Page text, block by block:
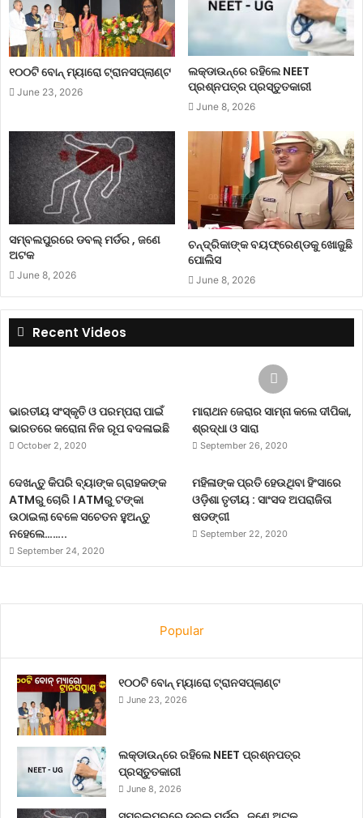
୧୦୦ଟି ବୋନ୍ ମ୍ୟାରୋ ଟ୍ରାନସପ୍ଲାଣ୍ଟ
June 23, 2026
ଲକ୍‌ଡାଉନ୍‌ରେ ରହିଲେ NEET
ପ୍ରଶ୍ନପତ୍ର ପ୍ରସ୍ତୁତକାରୀ
June 8, 2026
ସମ୍ବଲପୁରରେ ଡବଲ୍ ମର୍ଡର , ଜଣେ
ଅଟକ
June 8, 2026
ଚନ୍ଦ୍ରିକାଙ୍କ ବୟଫ୍ରେଣ୍ଡକୁ ଖୋଜୁଛି
ପୋଲିସ
June 8, 2026
Recent Videos
ଭାରତୀୟ ସଂସ୍କୃତି ଓ ପରମ୍ପରା ପାଇଁ
ଭାରତରେ କରୋନା ନିଜ ରୂପ ବଦଳାଇଛି
October 2, 2020
ମାରାଥନ ଜେରାର ସାମ୍ନା କଲେ ଦୀପିକା,
ଶ୍ରଦ୍ଧା ଓ ସାରା
September 26, 2020
ଦେଖନ୍ତୁ କିପରି ବ୍ୟାଙ୍କ ଗ୍ରାହକଙ୍କ
ATMରୁ ଚୋରି । ATMରୁ ଟଙ୍କା
ଉଠାଇଲା ବେଳେ ସଚେତନ ହୁଅନ୍ତୁ
ନହେଲେ……..
September 24, 2020
ମହିଳାଙ୍କ ପ୍ରତି ହେଉଥିବା ହିଂସାରେ
ଓଡ଼ିଶା ତୃତୀୟ : ସାଂସଦ ଅପରାଜିତା
ଷଡଙ୍ଗୀ
September 22, 2020
Popular
୧୦୦ଟି ବୋନ୍ ମ୍ୟାରୋ ଟ୍ରାନସପ୍ଲାଣ୍ଟ
June 23, 2026
ଲକ୍‌ଡାଉନ୍‌ରେ ରହିଲେ NEET ପ୍ରଶ୍ନପତ୍ର
ପ୍ରସ୍ତୁତକାରୀ
June 8, 2026